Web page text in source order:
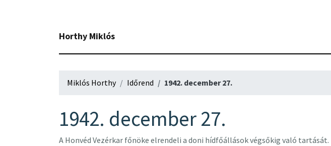
Horthy Miklós
Miklós Horthy Időrend 1942. december 27.
1942. december 27.
A Honvéd Vezérkar főnöke elrendeli a doni hídfőállások végsőkig való tartását.